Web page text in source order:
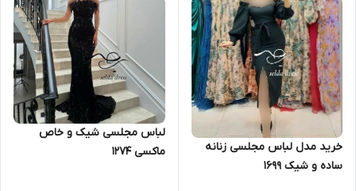
خرید مدل لباس مجلسی زنانه
ساده و شیک ۱۶۹۹
لباس مجلسی شیک و خاص
ماکسی ۱۲۷۴